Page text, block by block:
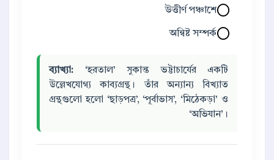
উত্তীর্ণ পঞ্চাশে
অন্বিষ্ট সম্পর্ক
ব্যাখ্যা: ‘হরতাল’ সুকান্ত ভট্টাচার্যের একটি
উল্লেখযোগ্য কাব্যগ্রন্থ। তাঁর অন্যান্য বিখ্যাত
গ্রন্থগুলো হলো ‘ছাড়পত্র’, ‘পূর্বাভাস’, ‘মিঠেকড়া’ ও
‘অভিযান’।